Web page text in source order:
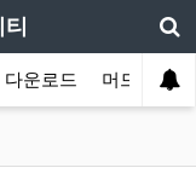
다운로드 머드 잡담